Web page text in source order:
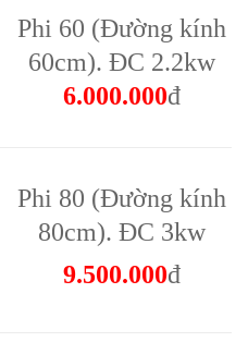
Phi 60 (Đường kính
60cm). ĐC 2.2kw
6.000.000đ
Phi 80 (Đường kính
80cm). ĐC 3kw
9.500.000đ